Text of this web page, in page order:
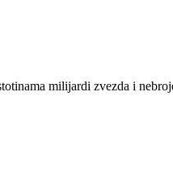
milijardi zvezda i